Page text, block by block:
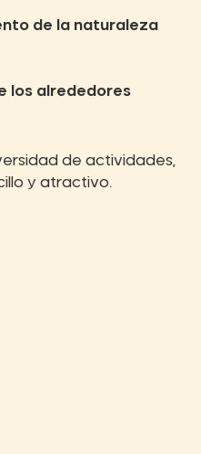
de la naturaleza
los alrededores
de actividades,
y atractivo.